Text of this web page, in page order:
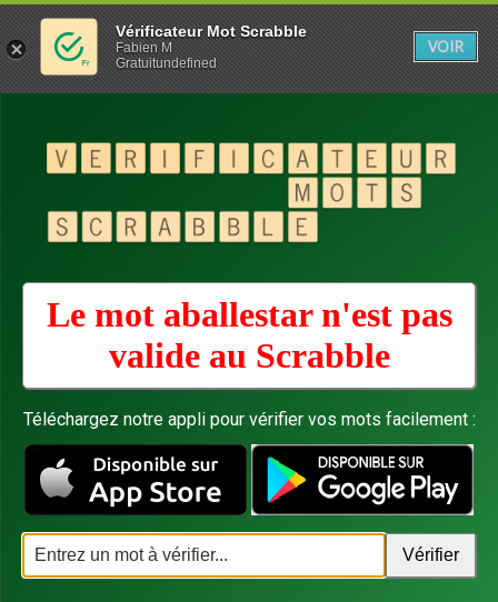
Le mot aballestar n'est pas
valide au Scrabble
Téléchargez notre appli pour vérifier vos mots facilement :
Vérificateur Mot Scrabble
Fabien M
Gratuitundefined
VOIR